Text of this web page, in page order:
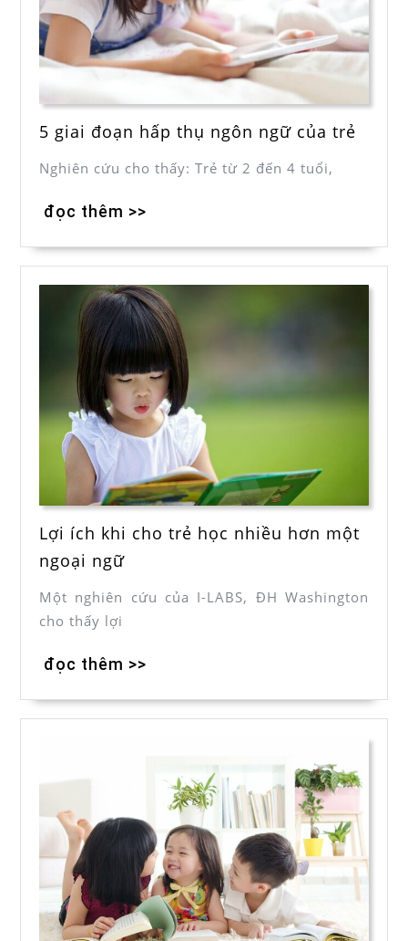
5 giai đoạn hấp thụ ngôn ngữ của trẻ
Nghiên cứu cho thấy: Trẻ từ 2 đến 4 tuổi,
đọc thêm >>
Lợi ích khi cho trẻ học nhiều hơn một
ngoại ngữ
Một nghiên cứu của I-LABS, ĐH Washington
cho thấy lợi
đọc thêm >>